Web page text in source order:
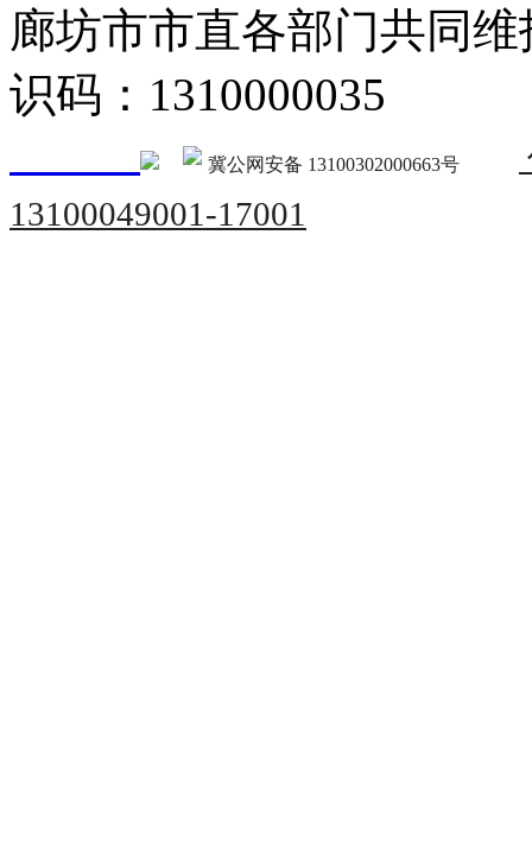
廊坊市市直各部门共同
识码：1310000035
冀公网安备 13100302000663号
13100049001-17001